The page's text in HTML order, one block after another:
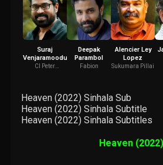
Suraj
Venjaramoodu
CI Peter
Deepak
Parambol
Fabion
Alencier Ley
Lopez
Sukumara Pillai
Heaven (2022) Sinhala Sub
Heaven (2022) Sinhala Subtitle
Heaven (2022) Sinhala Subtitles
Heaven (2022)